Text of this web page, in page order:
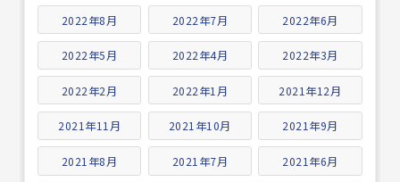
2022年8月 2022年7月 2022年6月
2022年5月 2022年4月 2022年3月
2022年2月 2022年1月 2021年12月
2021年11月 2021年10月 2021年9月
2021年8月 2021年7月 2021年6月